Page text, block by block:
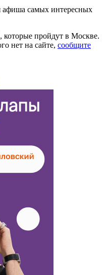
афиша самых интересных
которые пройдут в Москве.
нет на сайте, сообщите